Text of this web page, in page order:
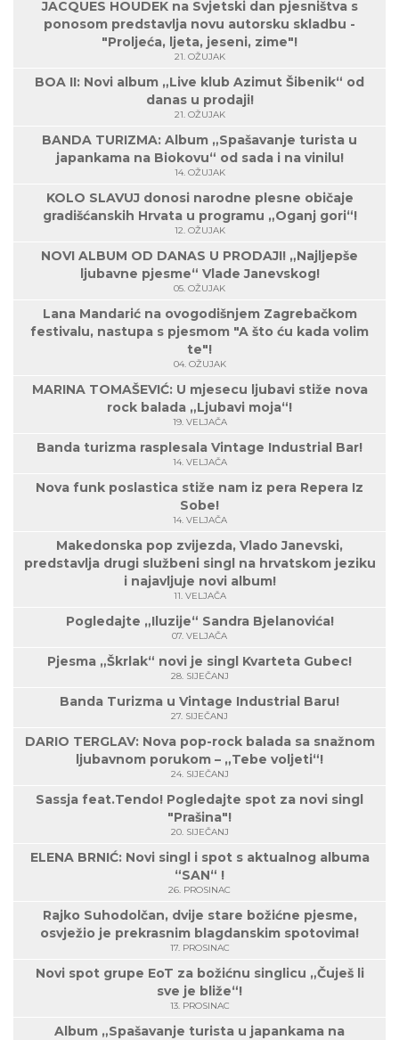
JACQUES HOUDEK na Svjetski dan pjesništva s
ponosom predstavlja novu autorsku skladbu -
"Proljeća, ljeta, jeseni, zime"!
21. OŽUJAK
BOA II: Novi album „Live klub Azimut Šibenik“ od
danas u prodaji!
21. OŽUJAK
BANDA TURIZMA: Album „Spašavanje turista u
japankama na Biokovu“ od sada i na vinilu!
14. OŽUJAK
KOLO SLAVUJ donosi narodne plesne običaje
gradišćanskih Hrvata u programu „Oganj gori“!
12. OŽUJAK
NOVI ALBUM OD DANAS U PRODAJI! „Najljepše
ljubavne pjesme“ Vlade Janevskog!
05. OŽUJAK
Lana Mandarić na ovogodišnjem Zagrebačkom
festivalu, nastupa s pjesmom "A što ću kada volim
te"!
04. OŽUJAK
MARINA TOMAŠEVIĆ: U mjesecu ljubavi stiže nova
rock balada „Ljubavi moja“!
19. VELJAČA
Banda turizma rasplesala Vintage Industrial Bar!
14. VELJAČA
Nova funk poslastica stiže nam iz pera Repera Iz
Sobe!
14. VELJAČA
Makedonska pop zvijezda, Vlado Janevski,
predstavlja drugi službeni singl na hrvatskom jeziku
i najavljuje novi album!
11. VELJAČA
Pogledajte „Iluzije“ Sandra Bjelanovića!
07. VELJAČA
Pjesma „Škrlak“ novi je singl Kvarteta Gubec!
28. SIJEČANJ
Banda Turizma u Vintage Industrial Baru!
27. SIJEČANJ
DARIO TERGLAV: Nova pop-rock balada sa snažnom
ljubavnom porukom – „Tebe voljeti“!
24. SIJEČANJ
Sassja feat.Tendo! Pogledajte spot za novi singl
"Prašina"!
20. SIJEČANJ
ELENA BRNIĆ: Novi singl i spot s aktualnog albuma
“SAN“ !
26. PROSINAC
Rajko Suhodolčan, dvije stare božićne pjesme,
osvježio je prekrasnim blagdanskim spotovima!
17. PROSINAC
Novi spot grupe EoT za božićnu singlicu „Čuješ li
sve je bliže“!
13. PROSINAC
Album „Spašavanje turista u japankama na